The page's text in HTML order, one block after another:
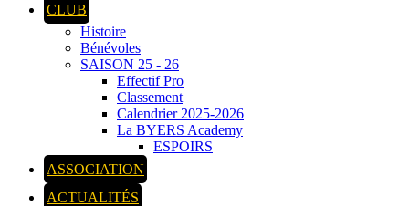
CLUB
Histoire
Bénévoles
SAISON 25 - 26
Effectif Pro
Classement
Calendrier 2025-2026
La BYERS Academy
ESPOIRS
ASSOCIATION
ACTUALITÉS